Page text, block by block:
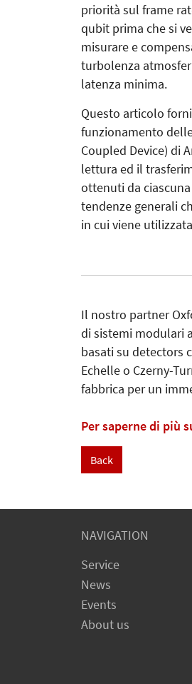
priorità sul frame
qubit prima che si
misurare e
turbolenza
latenza minima.
Questo articolo
funzionamento delle
Coupled Device) di
lettura ed il
ottenuti da
tendenze generali
in cui viene
Il nostro partner
di sistemi modulari
basati su detectors
Echelle o Czerny-
fabbrica per un
Per saperne di più
Back
NAVIGATION
Service
News
Events
About us